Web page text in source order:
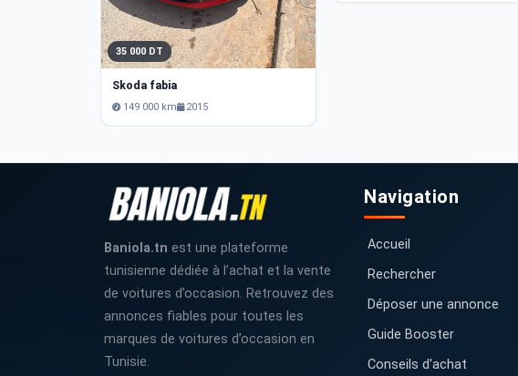
35 000 DT
Skoda fabia
149 000 km 2015
Baniola.tn est une plateforme
tunisienne dédiée à l’achat et la vente
de voitures d’occasion. Retrouvez des
annonces fiables pour toutes les
marques de voitures d’occasion en
Tunisie.
Navigation
Accueil
Rechercher
Déposer une annonce
Guide Booster
Conseils d'achat